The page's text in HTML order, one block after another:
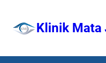
konten
Klinik Mata